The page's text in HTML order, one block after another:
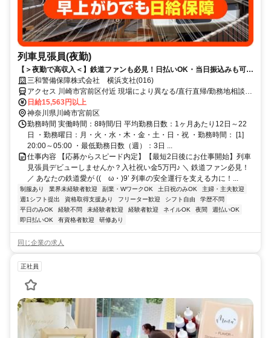
列車見張員(夜勤)
【＞夜勤で高収入＜】鉄道ファンも必見！日払いOK・当日振込みも可能
♪
三和警備保障株式会社 横浜支社(016)
アクセス 川崎市宮前区付近 現場により異なる/直行直帰/勤務地相談可
■週3日～■電話面接■即日勤務
日給15,563円以上
神奈川県川崎市宮前区
勤務時間 実働時間：8時間/日 平均勤務日数：1ヶ月あたり12日～22
日 ・勤務曜日：月・火・水・木・金・土・日・祝 ・勤務時間： [1]
20:00～05:00 ・最低勤務日数（週）：3日 ...
仕事内容 【応募からスピード内定】【最短2日後にお仕事開始】列車
見張員デビューしませんか？入社祝い金5万円♪ ＼ 鉄道ファン必見！
／ あなたの鉄道愛が ((ゝω・)9’ 列車の安全運行を支える力に！...
制服あり 業界未経験者歓迎 副業・WワークOK 土日祝のみOK
主婦・主夫歓迎
週1シフト提出
資格取得支援あり フリーター歓迎 シフト自由
学歴不問
平日のみOK
経験不問 未経験者歓迎 経験者歓迎 ネイルOK 夜間
週払いOK
即日払いOK
有資格者歓迎 研修あり
同じ企業の求人
正社員